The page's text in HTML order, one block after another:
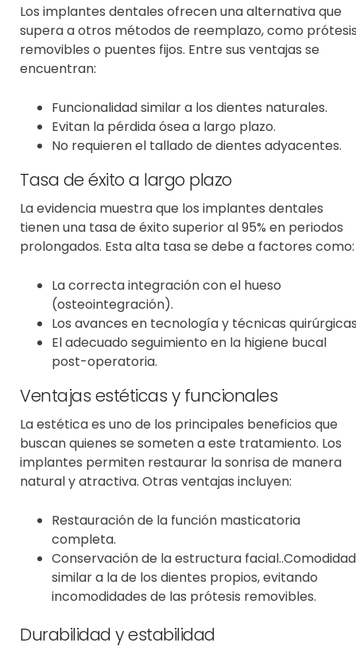
Los implantes dentales ofrecen una alternativa que
supera a otros métodos de reemplazo, como
removibles o puentes fijos. Entre sus ventajas se
encuentran:
Funcionalidad similar a los dientes naturales.
Evitan la pérdida ósea a largo plazo.
No requieren el tallado de dientes adyacentes.
Tasa de éxito a largo plazo
La evidencia muestra que los implantes dentales
tienen una tasa de éxito superior al 95% en periodos
prolongados. Esta alta tasa se debe a factores como:
La correcta integración con el hueso
(osteointegración).
Los avances en tecnología y técnicas
El adecuado seguimiento en la higiene bucal
post-operatoria.
Ventajas estéticas y funcionales
La estética es uno de los principales beneficios que
buscan quienes se someten a este tratamiento. Los
implantes permiten restaurar la sonrisa de manera
natural y atractiva. Otras ventajas incluyen:
Restauración de la función masticatoria
completa.
Conservación de la estructura facial..Comodidad
similar a la de los dientes propios, evitando
incomodidades de las prótesis removibles.
Durabilidad y estabilidad